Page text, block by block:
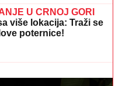
Prpić: Senja i
ruke, da se istopiš